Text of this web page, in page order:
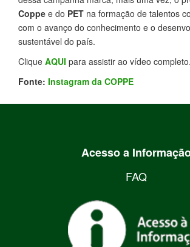
Coppe e do PET na formação de talentos
com o avanço do conhecimento e o
sustentável do país.
Clique AQUI para assistir ao vídeo completo.
Fonte: Instagram da COPPE
Acesso a
FAQ